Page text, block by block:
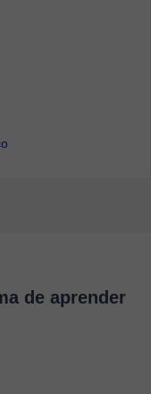
de aprender